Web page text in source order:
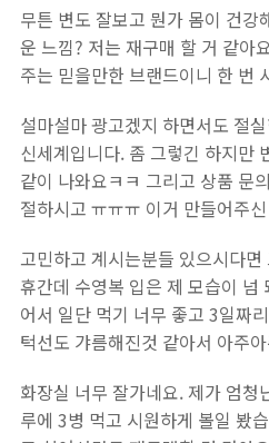
무튼 변도 잘보고 뭔가 몸이 건강
운 느낌? 저는 재구매 할 거 같아
주는 믿을만한 브랜드이니 한 번
설마설마 광고겠지 하면서도 절
신세계입니다. 좀 그렇긴 하지만
같이 나와요ㅋㅋ 그리고 상품 문
절하시고 ㅠㅠㅠ 이거 만들어주
고민하고 계시는분들 있으시다
휴간데 수영복 입은 제 모습이 넘
어서 일단 먹기 너무 좋고 3일짜
턱선도 갸름해진것 같아서 아주
화장실 너무 잘가네요. 제가 엄청
루에 3병 먹고 시원하게 볼일 봤